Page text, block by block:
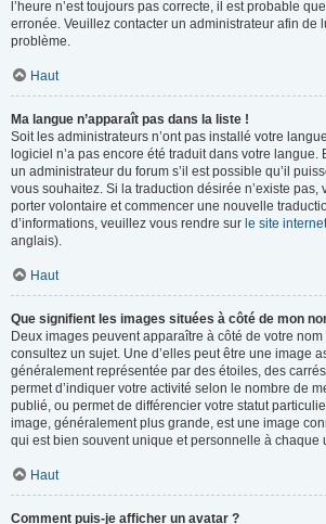
l’heure n’est toujours pas correcte, il est probable
erronée. Veuillez contacter un administrateur afin de
problème.
Haut
Ma langue n’apparaît pas dans la liste !
Soit les administrateurs n’ont pas installé votre
logiciel n’a pas encore été traduit dans votre langue.
un administrateur du forum s’il est possible qu’il
vous souhaitez. Si la traduction désirée n’existe pas,
porter volontaire et commencer une nouvelle
d’informations, veuillez vous rendre sur le site
anglais).
Haut
Que signifient les images situées à côté de mon
Deux images peuvent apparaître à côté de votre
consultez un sujet. Une d’elles peut être une image
généralement représentée par des étoiles, des
permet d’indiquer votre activité selon le nombre de
publié, ou permet de différencier votre statut
image, généralement plus grande, est une image
qui est bien souvent unique et personnelle à chaque
Haut
Comment puis-je afficher un avatar ?